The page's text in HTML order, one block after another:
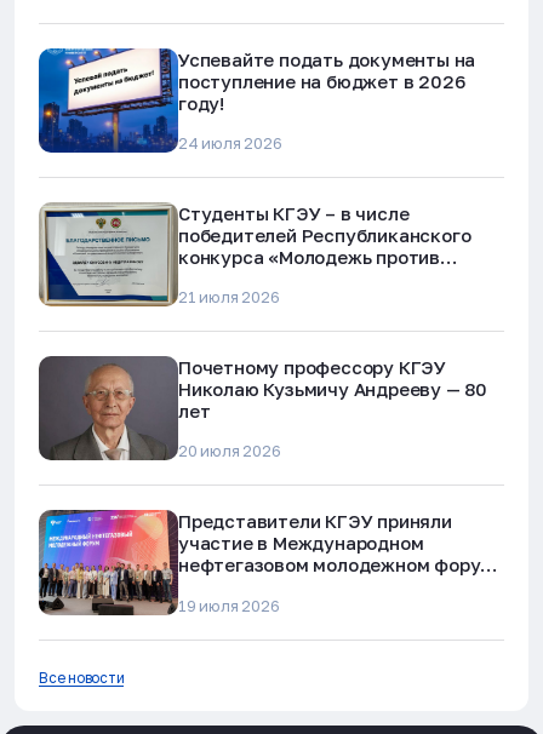
Успевайте подать документы на
поступление на бюджет в 2026
году!
24 июля 2026
Студенты КГЭУ – в числе
победителей Республиканского
конкурса «Молодежь против
мошенничества»
21 июля 2026
Почетному профессору КГЭУ
Николаю Кузьмичу Андрееву — 80
лет
20 июля 2026
Представители КГЭУ приняли
участие в Международном
нефтегазовом молодежном форуме
19 июля 2026
Все новости